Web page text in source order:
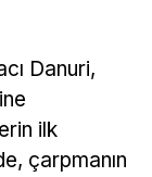
Danuri,
ilk
çarpmanın